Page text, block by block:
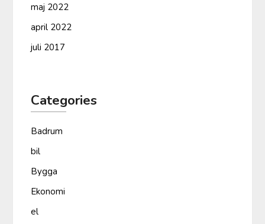
maj 2022
april 2022
juli 2017
Categories
Badrum
bil
Bygga
Ekonomi
el